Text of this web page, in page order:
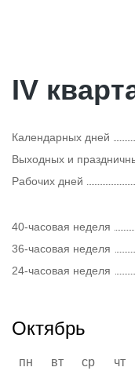
IV
Календарных дней
Выходных и
Рабочих дней
40-часовая неделя
36-часовая неделя
24-часовая неделя
Октябрь
пн вт ср чт